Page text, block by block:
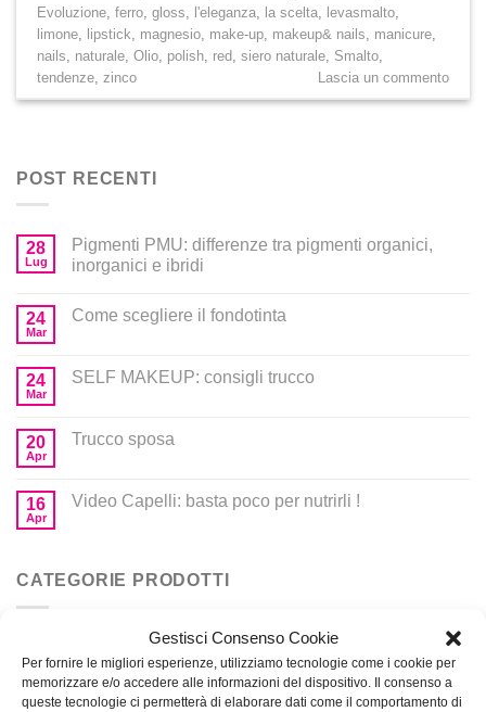
Gestisci Consenso Cookie
Per fornire le migliori esperienze, utilizziamo tecnologie come i cookie per
memorizzare e/o accedere alle informazioni del dispositivo. Il consenso a
queste tecnologie ci permetterà di elaborare dati come il comportamento di
Evoluzione ,ferro ,gloss l'eleganza la scelta levasmalto
limone
lipstick magnesio make-up makeup& nails manicure
nails
naturale ,Olio polish red ,siero naturale Smalto
tendenze ,zinco Lascia un commento
POST RECENTI
28
Lug
Pigmenti PMU: differenze tra pigmenti organici,
inorganici e ibridi
24
Mar
Come scegliere il fondotinta
24
Mar
SELF MAKEUP: consigli trucco
20
Apr
Trucco sposa
16
Apr
Video Capelli: basta poco per nutrirli !
CATEGORIE PRODOTTI
Prodotti per MakeUp